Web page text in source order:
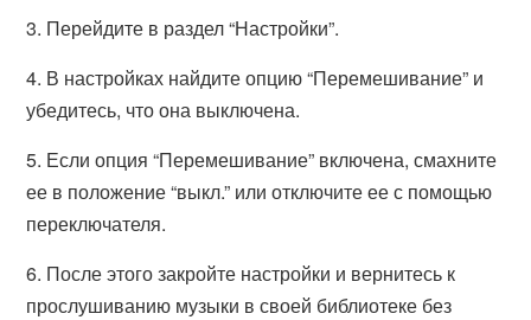
3. Перейдите в раздел “Настройки”.
4. В настройках найдите опцию “Перемешивание” и
убедитесь, что она выключена.
5. Если опция “Перемешивание” включена, смахните
ее в положение “выкл.” или отключите ее с помощью
переключателя.
6. После этого закройте настройки и вернитесь к
прослушиванию музыки в своей библиотеке без